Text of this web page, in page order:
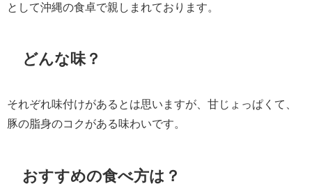
として沖縄の食卓で親しまれております。
どんな味？
それぞれ味付けがあるとは思いますが、甘じょっぱくて、
豚の脂身のコクがある味わいです。
おすすめの食べ方は？